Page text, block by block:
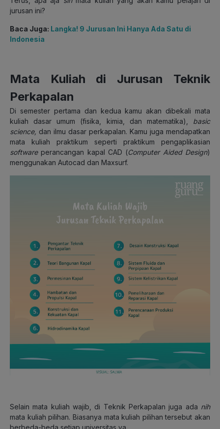
jurusan ini?
Baca Juga: Langka! 9 Jurusan Ini Hanya Ada Satu di
Indonesia
Mata Kuliah di Jurusan Teknik
Perkapalan
Di semester pertama dan kedua kamu akan dibekali mata
kuliah dasar umum (fisika, kimia, dan matematika), basic
science, dan ilmu dasar perkapalan. Kamu juga mendapatkan
mata kuliah praktikum seperti praktikum pengaplikasian
softwareperancangan kapal CAD (Computer Aided Design)
menggunakan Autocad dan Maxsurf.
Selain mata kuliah wajib, di Teknik Perkapalan juga ada nih
mata kuliah pilihan. Biasanya mata kuliah pilihan tersebut akan